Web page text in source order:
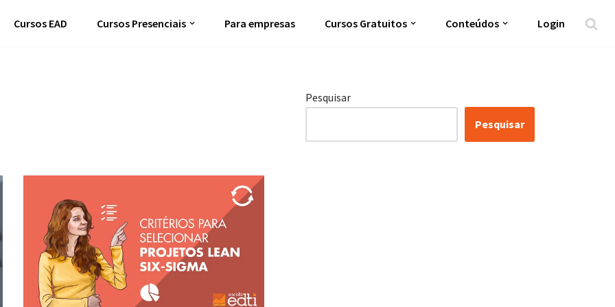
Cursos EAD Cursos Presenciais Para empresas Cursos Gratuitos Conteúdos Login
Pesquisar
Pesquisar